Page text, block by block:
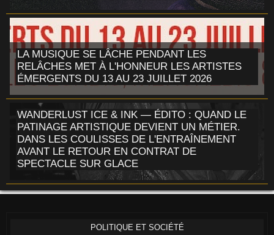
LA MUSIQUE SE LÂCHE PENDANT LES
RELÂCHES MET À L'HONNEUR LES ARTISTES
ÉMERGENTS DU 13 AU 23 JUILLET 2026
WANDERLUST ICE & INK — ÉDITO : QUAND LE
PATINAGE ARTISTIQUE DEVIENT UN MÉTIER.
DANS LES COULISSES DE L'ENTRAÎNEMENT
AVANT LE RETOUR EN CONTRAT DE
SPECTACLE SUR GLACE
POLITIQUE ET SOCIÉTÉ